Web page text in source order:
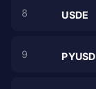
8 USDE
9 PYUSD